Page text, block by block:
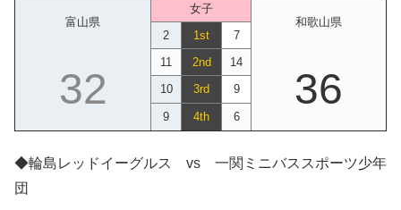
富山県
女子
和歌山県
2
1st 7
32
11 2nd 14
36
10 3rd 9
9 4th 6
◆輪島レッドイーグルス vs 一関ミニバススポーツ少年
団